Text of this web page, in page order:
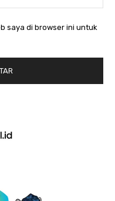
saya di browser ini untuk